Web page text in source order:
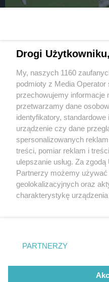
Odrą Opole w Betclic I
2 / 3
Gks tychy
Wydawca mediów lokalnych
Nie zapomnij
zapoznać się z:
polityką prywatności
Twojemiasto
Piekary Śląskie
Chorzów
Tarnowskie Góry
Gliwice
Drogi Użytkowniku,
My, naszych 1160
podmioty z Media
przechowujemy informacje
przetwarzamy dane
identyfikatory,
urządzenie czy dane
spersonalizowanych
treści, pomiar reklam i
ulepszanie usług. Za
Partnerzy możemy używać
geolokalizacyjnych oraz
charakterystykę
zmienić/wycofać klikając
znajdujący się w lewym
rodzaje przetwarzania
użytkownika, ale masz
PARTNERZY